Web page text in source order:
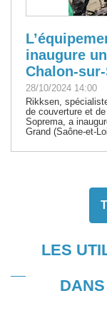
inaugure
Chalon-
28/10/2024 14:00
Rikksen,
de couverture et
Soprema, a
Grand (Saône-et-
LES